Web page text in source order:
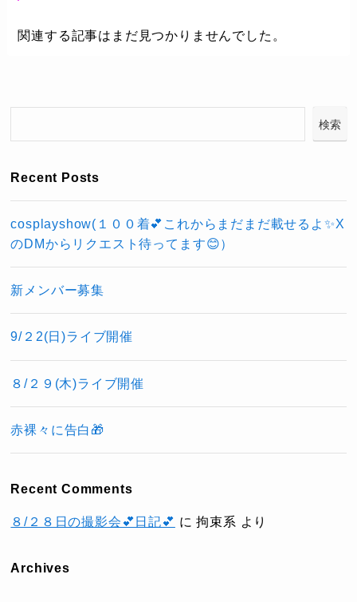
関連する記事はまだ見つかりませんでした。
検索
Recent Posts
cosplayshow(１００着💕これからまだまだ載せるよ✨X
のDMからリクエスト待ってます😊）
新メンバー募集
9/２2(日)ライブ開催
８/２９(木)ライブ開催
赤裸々に告白🎁
Recent Comments
８/２８日の撮影会💕日記💕 に拘束系 より
Archives